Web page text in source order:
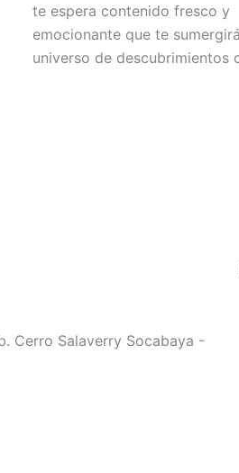
te espera contenido fresco y
emocionante que te
universo de descubrimientos
Cerro Salaverry Socabaya -